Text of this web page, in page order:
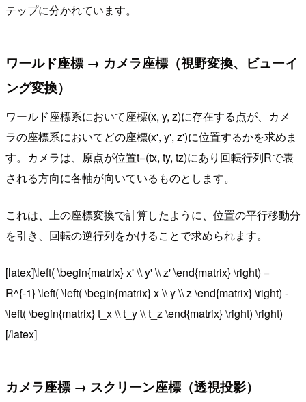
テップに分かれています。
ワールド座標 → カメラ座標（視野変換、ビューイ
ング変換）
ワールド座標系において座標(x, y, z)に存在する点が、カメ
ラの座標系においてどの座標(x', y', z')に位置するかを求めま
す。カメラは、原点が位置t=(tx, ty, tz)にあり回転行列Rで表
される方向に各軸が向いているものとします。
これは、上の座標変換で計算したように、位置の平行移動分
を引き、回転の逆行列をかけることで求められます。
[latex]\left( \begin{matrix} x' \\ y' \\ z' \end{matrix} \right) =
R^{-1} \left( \left( \begin{matrix} x \\ y \\ z \end{matrix} \right) -
\left( \begin{matrix} t_x \\ t_y \\ t_z \end{matrix} \right) \right)
[/latex]
カメラ座標 → スクリーン座標（透視投影）